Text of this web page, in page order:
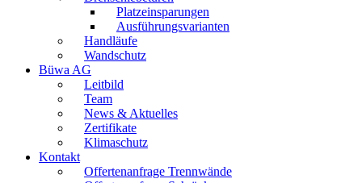
Platzeinsparungen
Ausführungsvarianten
Handläufe
Wandschutz
Büwa AG
Leitbild
Team
News & Aktuelles
Zertifikate
Klimaschutz
Kontakt
Offertenanfrage Trennwände